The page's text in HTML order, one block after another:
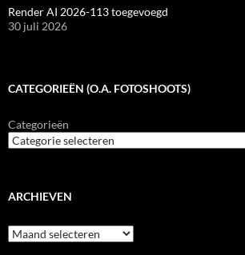
Render AI 2026-113 toegevoegd
30 juli 2026
CATEGORIEËN (O.A. FOTOSHOOTS)
Categorieën
ARCHIEVEN
Archieven